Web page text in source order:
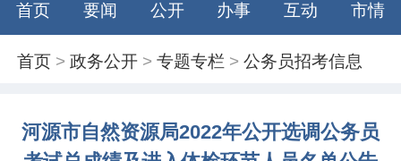
首页 要闻 公开 办事 互动 市情
首页 >政务公开 >专题专栏 >公务员招考信息
河源市自然资源局2022年公开选调公务员